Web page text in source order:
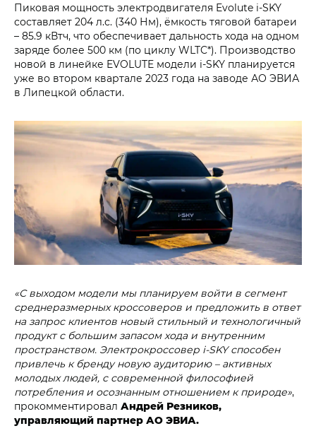
Пиковая мощность электродвигателя Evolute i‑SKY
составляет 204 л.с. (340 Нм), ёмкость тяговой батареи
– 85.9 кВтч, что обеспечивает дальность хода на одном
заряде более 500 км (по циклу WLTC*). Производство
новой в линейке EVOLUTE модели i‑SKY планируется
уже во втором квартале 2023 года на заводе АО ЭВИА
в Липецкой области.
«С выходом модели мы планируем войти в сегмент
среднеразмерных кроссоверов и предложить в ответ
на запрос клиентов новый стильный и технологичный
продукт с большим запасом хода и внутренним
пространством. Электрокроссовер i‑SKY способен
привлечь к бренду новую аудиторию – активных
молодых людей, с современной философией
потребления и осознанным отношением к природе»,
прокомментировал Андрей Резников,
управляющий партнер АО ЭВИА.